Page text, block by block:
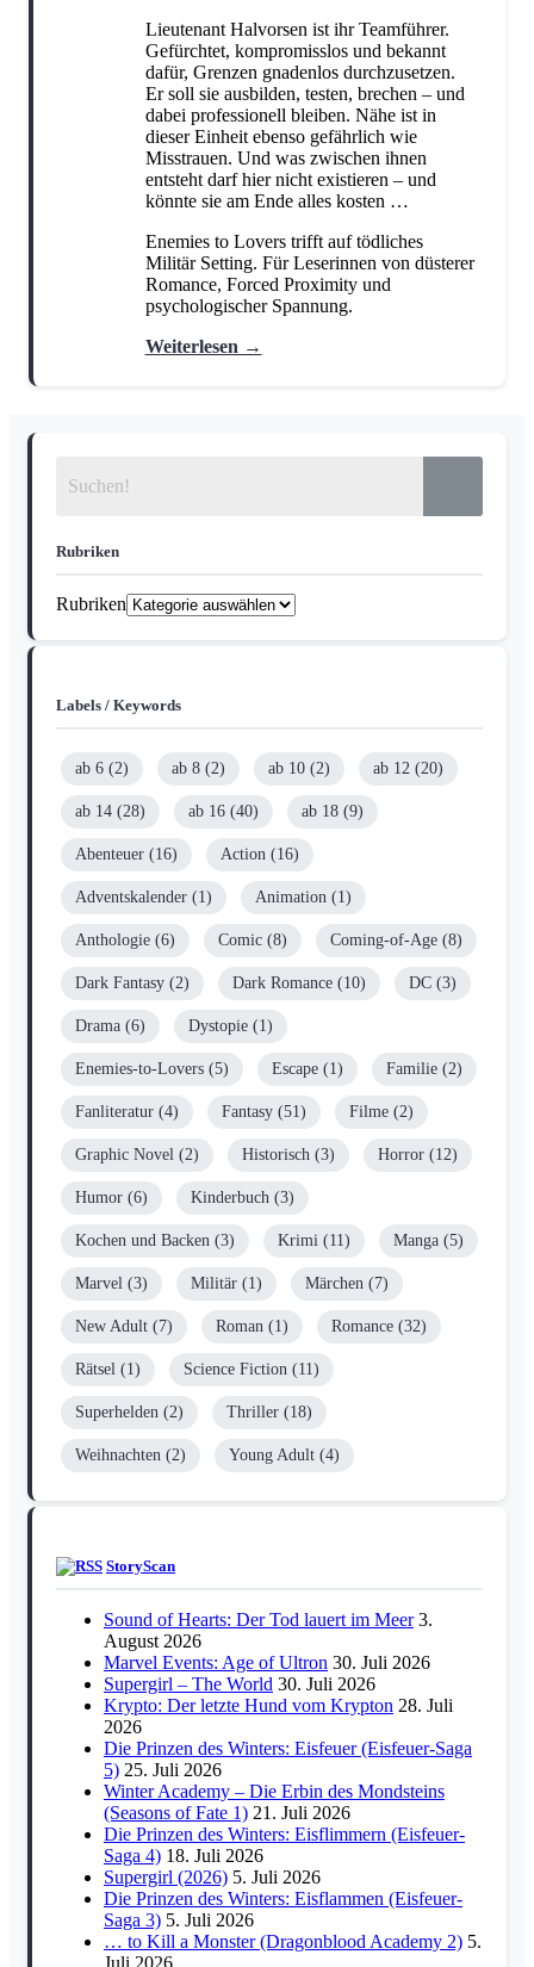
Romance(32) Science Fiction(11)
Story-Driven(1) Strategie(1)
Superhelden(2) Third-Person(1)
(18) Vorlesebuch(1) Weihnachten
Lieutenant Halvorsen ist ihr Teamführer.
Gefürchtet, kompromisslos und bekannt
dafür, Grenzen gnadenlos durchzusetzen.
Er soll sie ausbilden, testen, brechen – und
dabei professionell bleiben. Nähe ist in
dieser Einheit ebenso gefährlich wie
Misstrauen. Und was zwischen ihnen
entsteht darf hier nicht existieren – und
könnte sie am Ende alles kosten …
Enemies to Lovers trifft auf tödliches
Militär Setting. Für Leserinnen von düsterer
Romance, Forced Proximity und
psychologischer Spannung.
Weiterlesen →
Rubriken
Rubriken
Labels / Keywords
ab 6 (2) ab 8 (2) ab 10 (2) ab 12 (20)
ab 14 (28) ab 16 (40) ab 18 (9)
Abenteuer (16) Action (16)
Adventskalender (1) Animation (1)
Anthologie (6) Comic (8) Coming-of-Age (8)
Dark Fantasy (2) Dark Romance (10) DC (3)
Drama (6) Dystopie (1)
Enemies-to-Lovers (5) Escape (1) Familie (2)
Fanliteratur (4) Fantasy (51) Filme (2)
Graphic Novel (2) Historisch (3) Horror (12)
Humor (6) Kinderbuch (3)
Kochen und Backen (3) Krimi (11) Manga (5)
Marvel (3) Militär (1) Märchen (7)
New Adult (7) Roman (1) Romance (32)
Rätsel (1) Science Fiction (11)
Superhelden (2) Thriller (18)
Weihnachten (2) Young Adult (4)
StoryScan
Sound of Hearts: Der Tod lauert im Meer 3.
August 2026
Marvel Events: Age of Ultron 30. Juli 2026
Supergirl – The World 30. Juli 2026
Krypto: Der letzte Hund vom Krypton 28. Juli
2026
Die Prinzen des Winters: Eisfeuer (Eisfeuer-Saga
5) 25. Juli 2026
Winter Academy – Die Erbin des Mondsteins
(Seasons of Fate 1) 21. Juli 2026
Die Prinzen des Winters: Eisflimmern (Eisfeuer-
Saga 4) 18. Juli 2026
Supergirl (2026) 5. Juli 2026
Die Prinzen des Winters: Eisflammen (Eisfeuer-
Saga 3) 5. Juli 2026
… to Kill a Monster (Dragonblood Academy 2) 5.
Juli 2026